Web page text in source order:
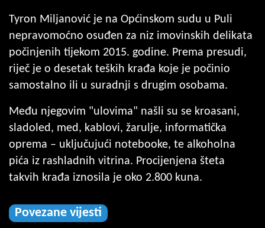
Tyron Miljanović je na Općinskom sudu u Puli
nepravomoćno osuđen za niz imovinskih delikata
počinjenih tijekom 2015. godine. Prema presudi,
riječ je o desetak teških krađa koje je počinio
samostalno ili u suradnji s drugim osobama.
Među njegovim "ulovima" našli su se kroasani,
sladoled, med, kablovi, žarulje, informatička
oprema – uključujući notebooke, te alkoholna
pića iz rashladnih vitrina. Procijenjena šteta
takvih krađa iznosila je oko 2.800 kuna.
Povezane vijesti